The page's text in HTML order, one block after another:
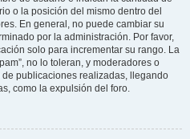
o la posición del mismo dentro del
En general, no puede cambiar su
por la administración. Por favor,
solo para incrementar su rango. La
no lo toleran, y moderadores o
publicaciones realizadas, llegando
como la expulsión del foro.